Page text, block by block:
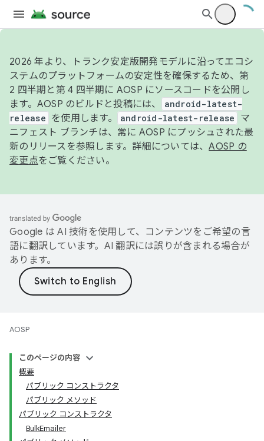
2026 年より、トランク安定版開発モデルに沿ってエコシ
ステムのプラットフォームの安定性を確保するため、第
2 四半期と第 4 四半期に AOSP にソースコードを公開し
ます。AOSP のビルドと投稿には、
android-latest-
release
を使用します。 android-latest-release
マ
ニフェスト ブランチは、常に AOSP にプッシュされた最
新のリリースを参照します。詳細については、AOSP の
変更点をご覧ください。
Google は AI 技術を使用して、コンテンツをご希望の言
語に翻訳しています。AI 翻訳には誤りが含まれる場合が
あります。
AOSP
このページの内容
概要
パブリック コンストラクタ
パブリック メソッド
パブリック コンストラクタ
BulkEmailer